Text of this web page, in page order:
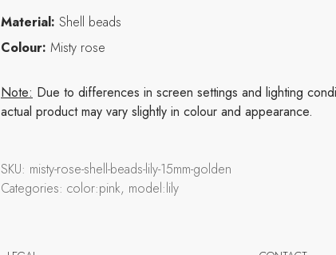
Material: Shell beads
Colour: Misty rose
Note: Due to differences in screen settings and lighting
actual product may vary slightly in colour and appearance.
SKU: misty-rose-shell-beads-lily-15mm-golden
Categories: color:pink, model:lily